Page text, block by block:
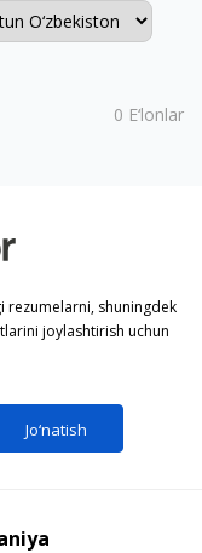
0 E‘lonlar
rezumelarni, shuningdek
joylashtirish uchun
Jo‘natish